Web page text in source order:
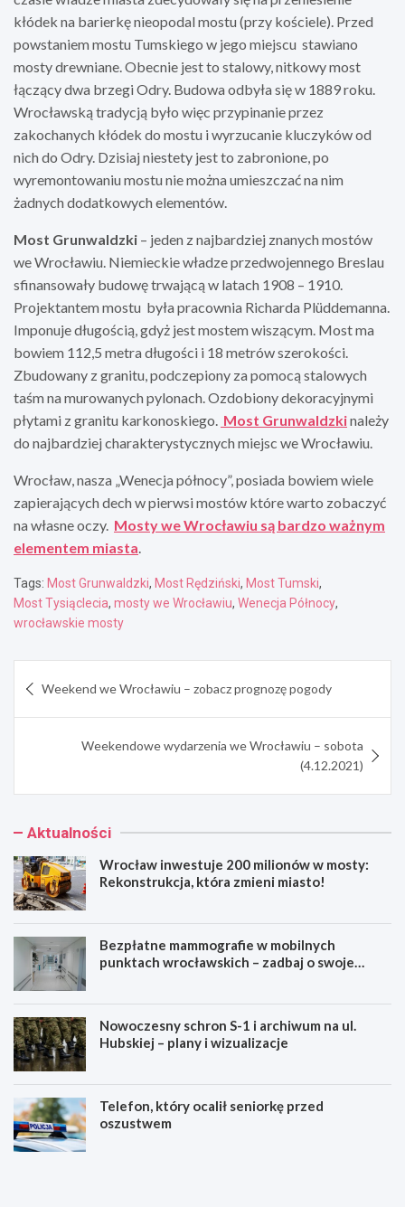
kłódek na barierkę nieopodal mostu (przy kościele). Przed
powstaniem mostu Tumskiego w jego miejscu stawiano
mosty drewniane. Obecnie jest to stalowy, nitkowy most
łączący dwa brzegi Odry. Budowa odbyła się w 1889 roku.
Wrocławską tradycją było więc przypinanie przez
zakochanych kłódek do mostu i wyrzucanie kluczyków od
nich do Odry. Dzisiaj niestety jest to zabronione, po
wyremontowaniu mostu nie można umieszczać na nim
żadnych dodatkowych elementów.
Most Grunwaldzki – jeden z najbardziej znanych mostów
we Wrocławiu. Niemieckie władze przedwojennego Breslau
sfinansowały budowę trwającą w latach 1908 – 1910.
Projektantem mostu była pracownia Richarda Plüddemanna.
Imponuje długością, gdyż jest mostem wiszącym. Most ma
bowiem 112,5 metra długości i 18 metrów szerokości.
Zbudowany z granitu, podczepiony za pomocą stalowych
taśm na murowanych pylonach. Ozdobiony dekoracyjnymi
płytami z granitu karkonoskiego. Most Grunwaldzkinależy
do najbardziej charakterystycznych miejsc we Wrocławiu.
Wrocław, nasza „Wenecja północy”, posiada bowiem wiele
zapierających dech w pierwsi mostów które warto zobaczyć
na własne oczy. Mosty we Wrocławiu są bardzo ważnym
elementem miasta.
Tags: Most Grunwaldzki, Most Rędziński, Most Tumski,
Most Tysiąclecia, mosty we Wrocławiu, Wenecja Północy,
wrocławskie mosty
wpisu
Weekend we Wrocławiu – zobacz prognozę pogody
Weekendowe wydarzenia we Wrocławiu – sobota
(4.12.2021)
Aktualności
Wrocław inwestuje 200 milionów w mosty:
Rekonstrukcja, która zmieni miasto!
Bezpłatne mammografie w mobilnych
punktach wrocławskich – zadbaj o swoje
Nowoczesny schron S-1 i archiwum na ul.
Hubskiej – plany i wizualizacje
Telefon, który ocalił seniorkę przed
oszustwem
W
B